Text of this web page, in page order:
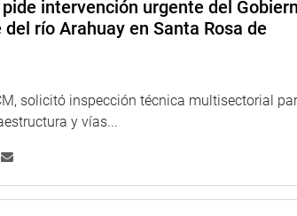
intervención urgente del
río Arahuay en Santa Rosa de
solicitó inspección técnica multisectorial
y vías...